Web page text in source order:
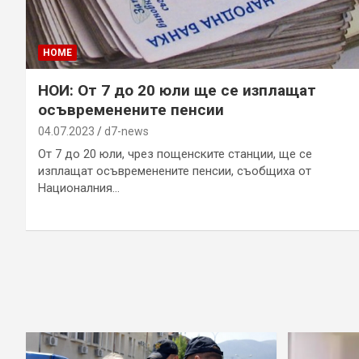
HOME
НОИ: От 7 до 20 юли ще се изплащат
осъвременените пенсии
04.07.2023 d7-news
От 7 до 20 юли, чрез пощенските станции, ще се
изплащат осъвременените пенсии, съобщиха от
Националния…